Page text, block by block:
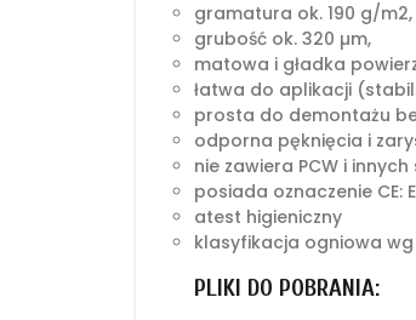
gramatura ok. 190 g/m2,
grubość ok. 320 µm,
matowa i gładka
łatwa do aplikacji
prosta do demontażu
odporna pęknięcia i
nie zawiera PCW i
posiada oznaczenie CE:
atest higieniczny
klasyfikacja ogniowa wg
PLIKI DO POBRANIA: